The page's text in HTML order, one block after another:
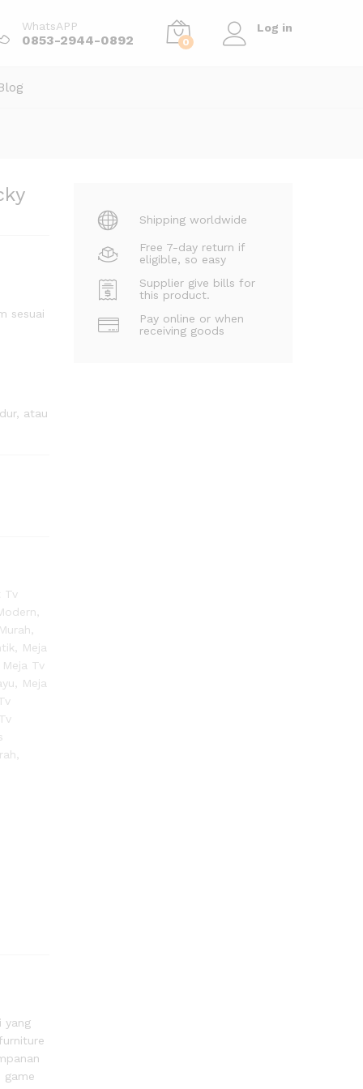
WhatsAPP
0853-2944-0892 0
Log in
sesuai
atau
Tv
Meja
Meja Tv
Meja
yang
game
Shipping worldwide
Free 7-day return if
eligible, so easy
Supplier give bills for
this product.
Pay online or when
receiving goods